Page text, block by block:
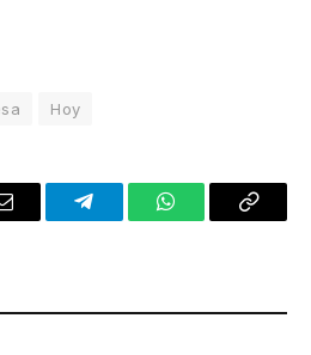
Hoy
Email TelegramWhatsAppCopy